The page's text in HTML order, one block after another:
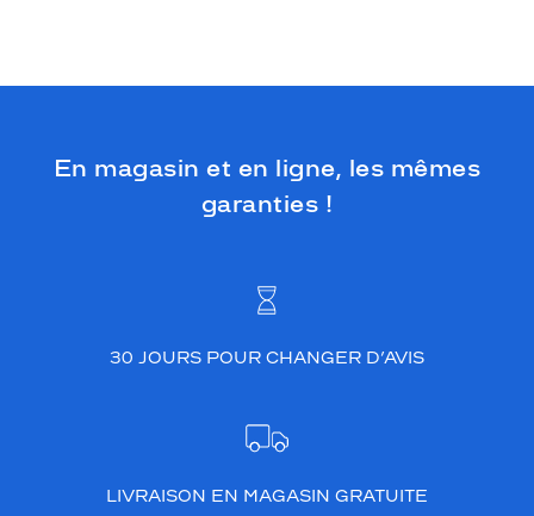
En magasin et en ligne, les mêmes
garanties !
30 JOURS POUR CHANGER D’AVIS
LIVRAISON EN MAGASIN GRATUITE